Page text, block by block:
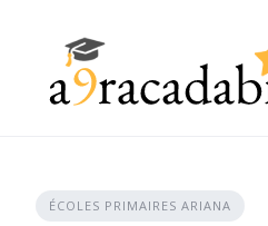
ÉCOLES PRIMAIRES ARIANA